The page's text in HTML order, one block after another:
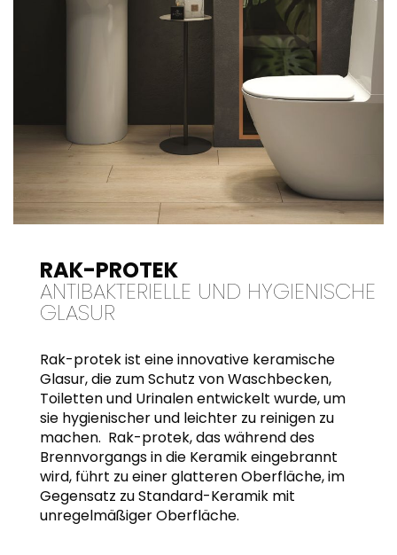
RAK-PROTEK
ANTIBAKTERIELLE UND HYGIENISCHE
GLASUR
Rak-protek ist eine innovative keramische
Glasur, die zum Schutz von Waschbecken,
Toiletten und Urinalen entwickelt wurde, um
sie hygienischer und leichter zu reinigen zu
machen. Rak-protek, das während des
Brennvorgangs in die Keramik eingebrannt
wird, führt zu einer glatteren Oberfläche, im
Gegensatz zu Standard-Keramik mit
unregelmäßiger Oberfläche.